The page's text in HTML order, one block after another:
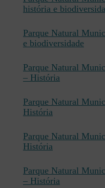
história e
Parque Natural
e biodiversidade
Parque Natural
– História
Parque Natural
História
Parque Natural
História
Parque Natural
– História